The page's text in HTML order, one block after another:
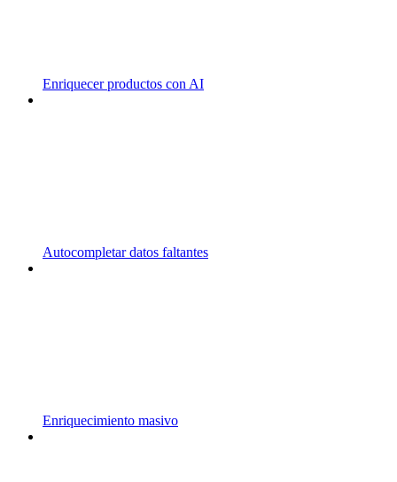
Enriquecer productos con AI
Autocompletar datos faltantes
Enriquecimiento masivo